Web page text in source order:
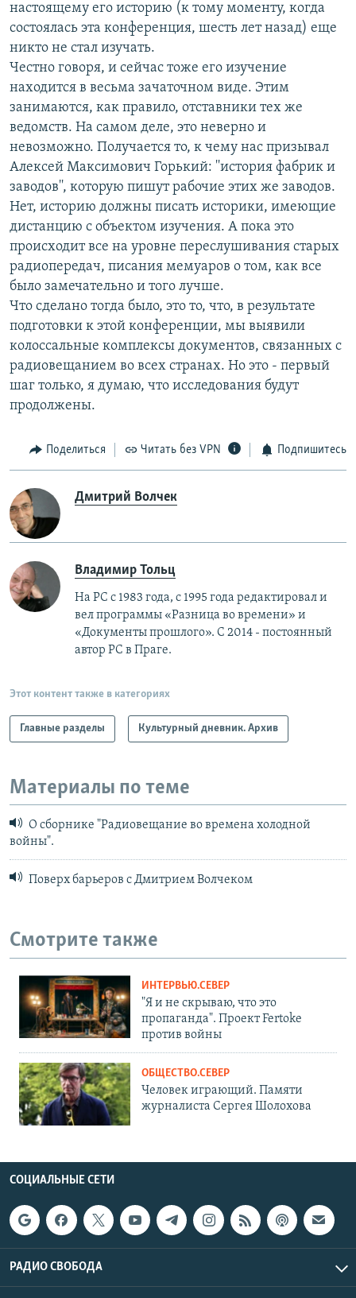
настоящему его историю (к тому моменту, когда
состоялась эта конференция, шесть лет назад) еще
никто не стал изучать.
Честно говоря, и сейчас тоже его изучение
находится в весьма зачаточном виде. Этим
занимаются, как правило, отставники тех же
ведомств. На самом деле, это неверно и
невозможно. Получается то, к чему нас призывал
Алексей Максимович Горький: ''история фабрик и
заводов'', которую пишут рабочие этих же заводов.
Нет, историю должны писать историки, имеющие
дистанцию с объектом изучения. А пока это
происходит все на уровне переслушивания старых
радиопередач, писания мемуаров о том, как все
было замечательно и того лучше.
Что сделано тогда было, это то, что, в результате
подготовки к этой конференции, мы выявили
колоссальные комплексы документов, связанных с
радиовещанием во всех странах. Но это - первый
шаг только, я думаю, что исследования будут
продолжены.
Поделиться Читать без VPN Подпишитесь
Дмитрий Волчек
Владимир Тольц
На РС с 1983 года, с 1995 года редактировал и
вел программы «Разница во времени» и
«Документы прошлого». С 2014 - постоянный
автор РС в Праге.
Этот контент также в категориях
Главные разделы Культурный дневник. Архив
Материалы по теме
О сборнике "Радиовещание во времена холодной
войны".
Поверх барьеров с Дмитрием Волчеком
Смотрите также
ИНТЕРВЬЮ.СЕВЕР
"Я и не скрываю, что это
пропаганда". Проект Fertoke
против войны
ОБЩЕСТВО.СЕВЕР
Человек играющий. Памяти
журналиста Сергея Шолохова
СОЦИАЛЬНЫЕ СЕТИ
РАДИО СВОБОДА